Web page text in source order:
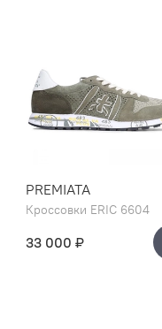
PREMIATA
Кроссовки ERIC 6604
33 000 ₽